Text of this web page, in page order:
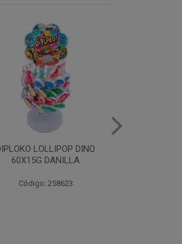
DIPLOKO LOLLIPOP
COGUMELO 60X15G
Código: 258366